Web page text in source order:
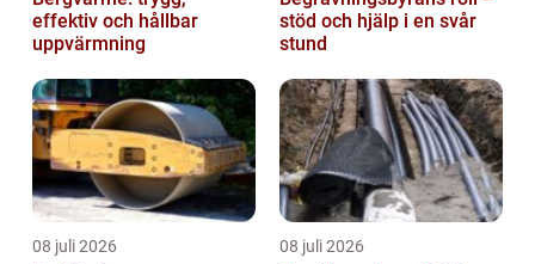
effektiv och hållbar
uppvärmning
stöd och hjälp i en svår
stund
08 juli 2026 08 juli 2026